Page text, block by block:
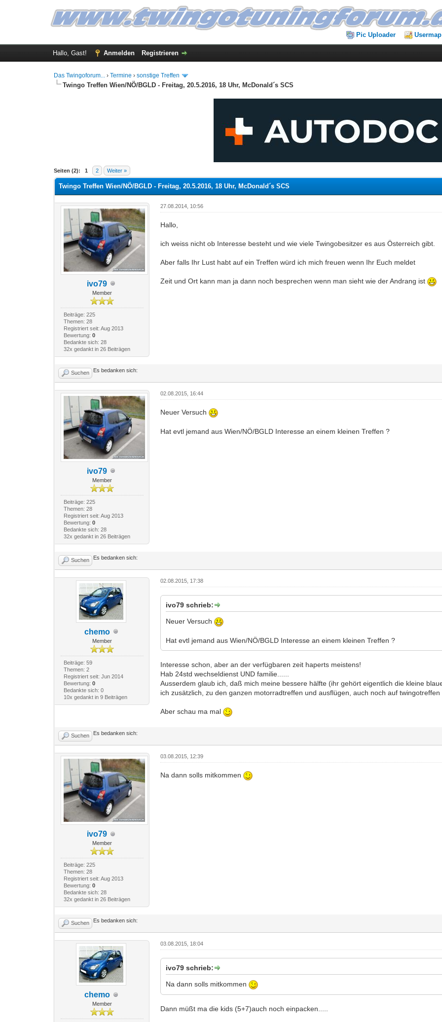
Pic Uploader Usermap
Hallo, Gast! Anmelden Registrieren
Das Twingoforum... ›Termine ›sonstige Treffen
Twingo Treffen Wien/NÖ/BGLD - Freitag, 20.5.2016, 18 Uhr, McDonald´s SCS
Seiten (2): 1 2 Weiter »
0 Bewertung(en) - 0 im Durchschnitt
1
2
3
4
5
Twingo Treffen Wien/NÖ/BGLD - Freitag, 20.5.2016, 18 Uhr, McDonald´s SCS
ivo79
Member
Beiträge: 225
Themen: 28
Registriert seit: Aug 2013
Bewertung: 0
Bedankte sich: 28
32x gedankt in 26 Beiträgen
27.08.2014, 10:56
Hallo,
ich weiss nicht ob Interesse besteht und wie viele Twingobesitzer es aus Österreich gibt.
Aber falls Ihr Lust habt auf ein Treffen würd ich mich freuen wenn Ihr Euch meldet
Zeit und Ort kann man ja dann noch besprechen wenn man sieht wie der Andrang ist
Suchen Es bedanken sich:
ivo79
Member
Beiträge: 225
Themen: 28
Registriert seit: Aug 2013
Bewertung: 0
Bedankte sich: 28
32x gedankt in 26 Beiträgen
02.08.2015, 16:44
Neuer Versuch
Hat evtl jemand aus Wien/NÖ/BGLD Interesse an einem kleinen Treffen ?
Suchen Es bedanken sich:
chemo
Member
Beiträge: 59
Themen: 2
Registriert seit: Jun 2014
Bewertung: 0
Bedankte sich: 0
10x gedankt in 9 Beiträgen
02.08.2015, 17:38
ivo79 schrieb:
Neuer Versuch
Hat evtl jemand aus Wien/NÖ/BGLD Interesse an einem kleinen Treffen ?
Interesse schon, aber an der verfügbaren zeit haperts meistens!
Hab 24std wechseldienst UND familie......
Ausserdem glaub ich, daß mich meine bessere hälfte (ihr gehört eigentlich die kleine
ich zusätzlich, zu den ganzen motorradtreffen und ausflügen, auch noch auf
Aber schau ma mal
Suchen Es bedanken sich:
ivo79
Member
Beiträge: 225
Themen: 28
Registriert seit: Aug 2013
Bewertung: 0
Bedankte sich: 28
32x gedankt in 26 Beiträgen
03.08.2015, 12:39
Na dann solls mitkommen
Suchen Es bedanken sich:
chemo
Member
03.08.2015, 18:04
ivo79 schrieb:
Na dann solls mitkommen
Dann müßt ma die kids (5+7)auch noch einpacken.....